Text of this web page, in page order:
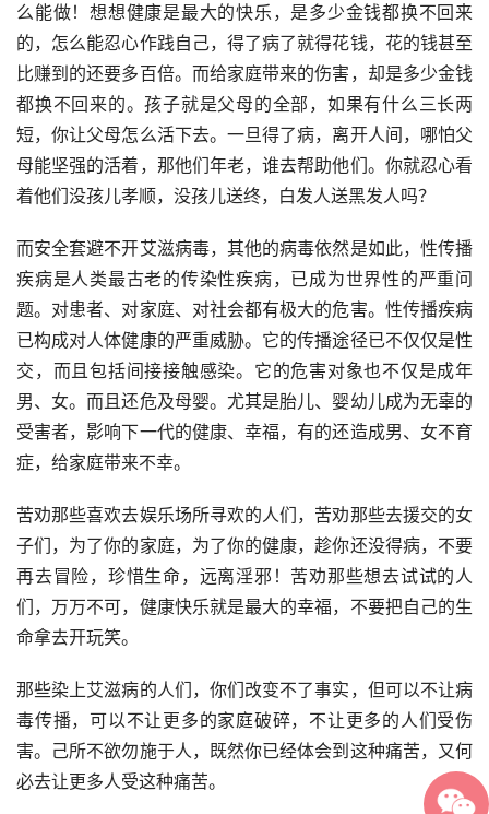
么能做！想想健康是最大的快乐，是多少金钱都换不回来
的，怎么能忍心作践自己，得了病了就得花钱，花的钱甚至
比赚到的还要多百倍。而给家庭带来的伤害，却是多少金钱
都换不回来的。孩子就是父母的全部，如果有什么三长两
短，你让父母怎么活下去。一旦得了病，离开人间，哪怕父
母能坚强的活着，那他们年老，谁去帮助他们。你就忍心看
着他们没孩儿孝顺，没孩儿送终，白发人送黑发人吗？
而安全套避不开艾滋病毒，其他的病毒依然是如此，性传播
疾病是人类最古老的传染性疾病，已成为世界性的严重问
题。对患者、对家庭、对社会都有极大的危害。性传播疾病
已构成对人体健康的严重威胁。它的传播途径已不仅仅是性
交，而且包括间接接触感染。它的危害对象也不仅是成年
男、女。而且还危及母婴。尤其是胎儿、婴幼儿成为无辜的
受害者，影响下一代的健康、幸福，有的还造成男、女不育
症，给家庭带来不幸。
苦劝那些喜欢去娱乐场所寻欢的人们，苦劝那些去援交的女
子们，为了你的家庭，为了你的健康，趁你还没得病，不要
再去冒险，珍惜生命，远离淫邪！苦劝那些想去试试的人
们，万万不可，健康快乐就是最大的幸福，不要把自己的生
命拿去开玩笑。
那些染上艾滋病的人们，你们改变不了事实，但可以不让病
毒传播，可以不让更多的家庭破碎，不让更多的人们受伤
害。己所不欲勿施于人，既然你已经体会到这种痛苦，又何
必去让更多人受这种痛苦。